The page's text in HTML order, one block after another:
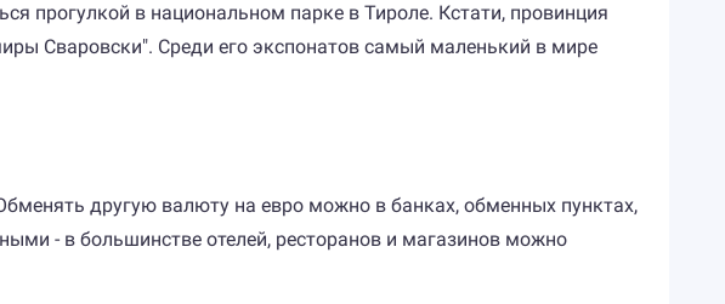
прогулкой в национальном парке в Тироле. Кстати, провинция
Сваровски". Среди его экспонатов самый маленький в мире
другую валюту на евро можно в банках, обменных пунктах,
- в большинстве отелей, ресторанов и магазинов можно